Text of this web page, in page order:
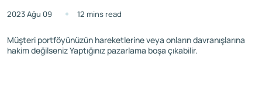
2023 Ağu 09 12 mins read
Müşteri portföyünüzün hareketlerine veya onların davranışlarına
hakim değilseniz Yaptığınız pazarlama boşa çıkabilir.